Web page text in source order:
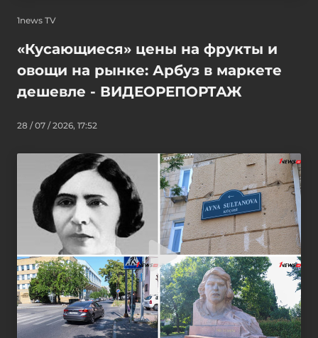
1news TV
«Кусающиеся» цены на фрукты и
овощи на рынке: Арбуз в маркете
дешевле - ВИДЕОРЕПОРТАЖ
28 / 07 / 2026, 17:52